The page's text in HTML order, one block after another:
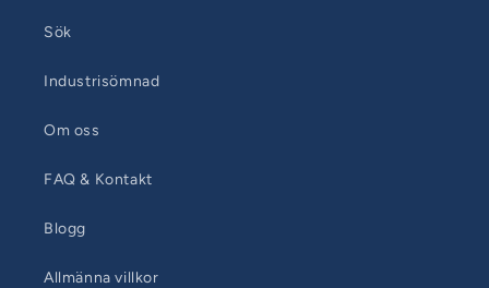
Sök
Industrisömnad
Om oss
FAQ & Kontakt
Blogg
Allmänna villkor